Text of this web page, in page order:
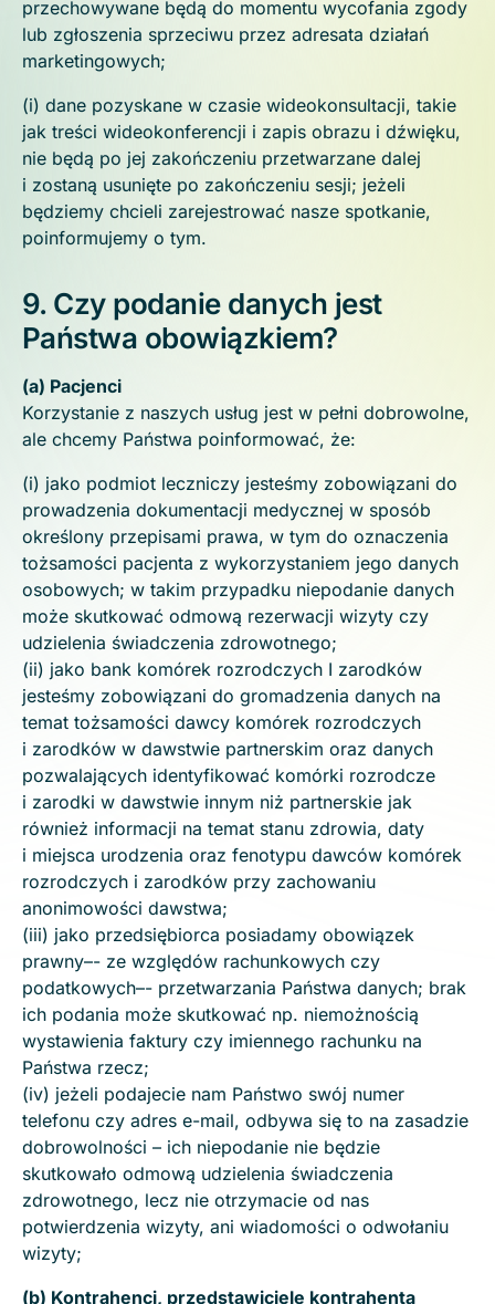
przechowywane będą do momentu wycofania zgody
lub zgłoszenia sprzeciwu przez adresata działań
marketingowych;
(i) dane pozyskane w czasie wideokonsultacji, takie
jak treści wideokonferencji i zapis obrazu i dźwięku,
nie będą po jej zakończeniu przetwarzane dalej
i zostaną usunięte po zakończeniu sesji; jeżeli
będziemy chcieli zarejestrować nasze spotkanie,
poinformujemy o tym.
9. Czy podanie danych jest
Państwa obowiązkiem?
(a) Pacjenci
Korzystanie z naszych usług jest w pełni dobrowolne,
ale chcemy Państwa poinformować, że:
(i) jako podmiot leczniczy jesteśmy zobowiązani do
prowadzenia dokumentacji medycznej w sposób
określony przepisami prawa, w tym do oznaczenia
tożsamości pacjenta z wykorzystaniem jego danych
osobowych; w takim przypadku niepodanie danych
może skutkować odmową rezerwacji wizyty czy
udzielenia świadczenia zdrowotnego;
(ii) jako bank komórek rozrodczych I zarodków
jesteśmy zobowiązani do gromadzenia danych na
temat tożsamości dawcy komórek rozrodczych
i zarodków w dawstwie partnerskim oraz danych
pozwalających identyfikować komórki rozrodcze
i zarodki w dawstwie innym niż partnerskie jak
również informacji na temat stanu zdrowia, daty
i miejsca urodzenia oraz fenotypu dawców komórek
rozrodczych i zarodków przy zachowaniu
anonimowości dawstwa;
(iii) jako przedsiębiorca posiadamy obowiązek
prawny–- ze względów rachunkowych czy
podatkowych–- przetwarzania Państwa danych; brak
ich podania może skutkować np. niemożnością
wystawienia faktury czy imiennego rachunku na
Państwa rzecz;
(iv) jeżeli podajecie nam Państwo swój numer
telefonu czy adres e-mail, odbywa się to na zasadzie
dobrowolności – ich niepodanie nie będzie
skutkowało odmową udzielenia świadczenia
zdrowotnego, lecz nie otrzymacie od nas
potwierdzenia wizyty, ani wiadomości o odwołaniu
wizyty;
(b) Kontrahenci, przedstawiciele kontrahenta